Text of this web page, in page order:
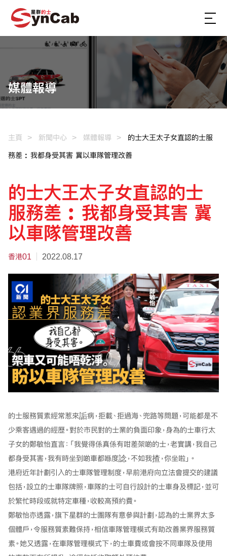
媒體報導
主頁 新聞中心 媒體報導 的士大王太子女直認的士服
務差︰我都身受其害 冀以車隊管理改善
的士大王太子女直認的士
服務差︰我都身受其害 冀
以車隊管理改善
香港01 2022.08.17
的士服務質素經常惹來詬病，拒載、拒過海、兜路等問題，可能都是不
少乘客遇過的經歷。對於市民對的士業的負面印象，身為的士車行太
子女的鄭敏怡直言：「我覺得係真係有咁差架啲的士，老實講，我自己
都身受其害，我有時坐到啲車都喺度諗，不如我揸，你坐啦」。
港府近年計劃引入的士車隊管理制度，早前港府向立法會提交的建議
包括，設立的士車隊牌照，車隊的士可自行設計的士車身及標記，並可
於繁忙時段或就特定車種，收較高預約費。
鄭敏怡亦透露，旗下星群的士團隊有意參與計劃，認為的士業界太多
個體戶，令服務質素難保持，相信車隊管理模式有助改善業界服務質
素。她又透露，在車隊管理模式下，的士車費或會按不同車隊及使用